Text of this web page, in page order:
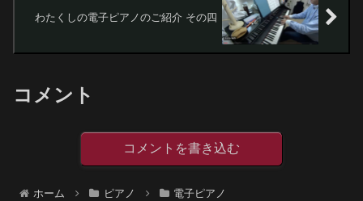
わたくしの電子ピアノのご紹介 その四
コメント
コメントを書き込む
ホーム ピアノ 電子ピアノ